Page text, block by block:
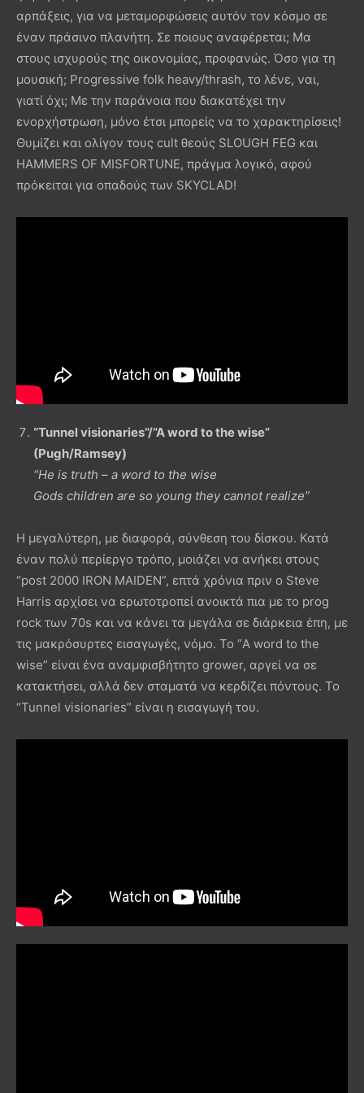
αρπάξεις, για να μεταμορφώσεις αυτόν τον κόσμο σε
έναν πράσινο πλανήτη. Σε ποιους αναφέρεται; Μα
στους ισχυρούς της οικονομίας, προφανώς. Όσο για τη
μουσική; Progressive folk heavy/thrash, το λένε, ναι,
γιατί όχι; Με την παράνοια που διακατέχει την
ενορχήστρωση, μόνο έτσι μπορείς να το χαρακτηρίσεις!
Θυμίζει και ολίγον τους cult θεούς SLOUGH FEG και
HAMMERS OF MISFORTUNE, πράγμα λογικό, αφού
πρόκειται για οπαδούς των SKYCLAD!
“Tunnel visionaries”/”A word to the wise”
(Pugh/Ramsey)
“He is truth – a word to the wise
Gods children are so young they cannot realize”
Η μεγαλύτερη, με διαφορά, σύνθεση του δίσκου. Κατά
έναν πολύ περίεργο τρόπο, μοιάζει να ανήκει στους
“post 2000 IRON MAIDEN”, επτά χρόνια πριν ο Steve
Harris αρχίσει να ερωτοτροπεί ανοικτά πια με το prog
rock των 70s και να κάνει τα μεγάλα σε διάρκεια έπη, με
τις μακρόσυρτες εισαγωγές, νόμο. Το ”A word to the
wise” είναι ένα αναμφισβήτητο grower, αργεί να σε
κατακτήσει, αλλά δεν σταματά να κερδίζει πόντους. Το
“Tunnel visionaries” είναι η εισαγωγή του.